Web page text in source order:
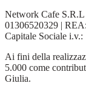
Network Cafe S.R.L
01306520329 |
Capitale Sociale i.v.:
Ai fini della
5.000 come
Giulia.